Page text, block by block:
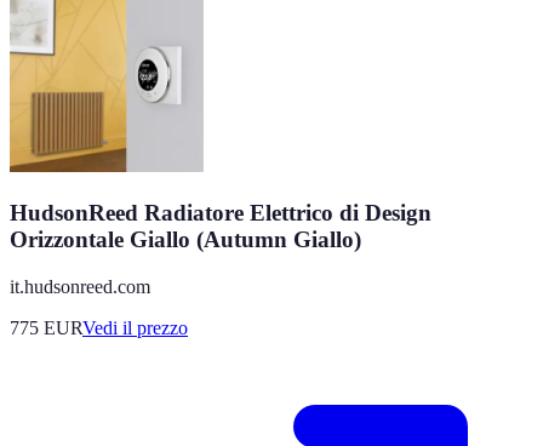
HudsonReed Radiatore Elettrico di Design
Orizzontale Giallo (Autumn Giallo)
it.hudsonreed.com
775 EURVedi il prezzo